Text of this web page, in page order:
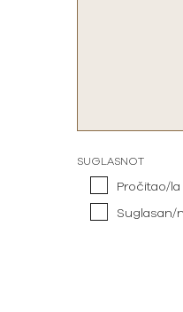
SUGLASNOT
Pročitao/
Suglasan/